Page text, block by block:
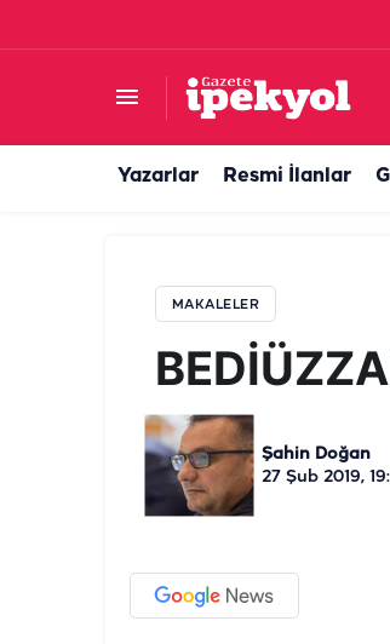
Yazarlar Resmi İlanlar
MAKALELER
Şahin Doğan
27 Şub 2019,